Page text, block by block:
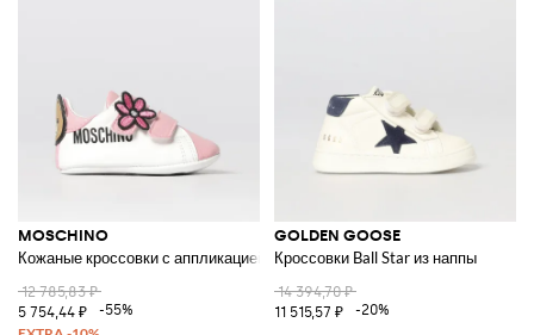
MOSCHINO
Кожаные кроссовки с аппликацией в виде цветка
12 785,83 ₽
5 754,44 ₽
-55%
GOLDEN GOOSE
Кроссовки Ball Star из наппы
14 394,70 ₽
11 515,57 ₽
-20%